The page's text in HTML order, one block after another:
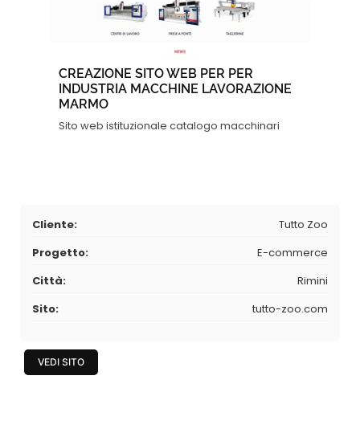
CREAZIONE SITO WEB PER PER
INDUSTRIA MACCHINE LAVORAZIONE
MARMO
Sito web istituzionale catalogo macchinari
Cliente:
Tutto Zoo
Progetto:
E-commerce
Città:
Rimini
Sito:
tutto-zoo.com
VEDI SITO